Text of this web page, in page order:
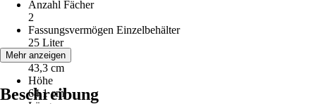
Anzahl Fächer
2
Fassungsvermögen Einzelbehälter
25 Liter
Breite
43,3 cm
Höhe
64,1 cm
Mehr anzeigen
Beschreibung